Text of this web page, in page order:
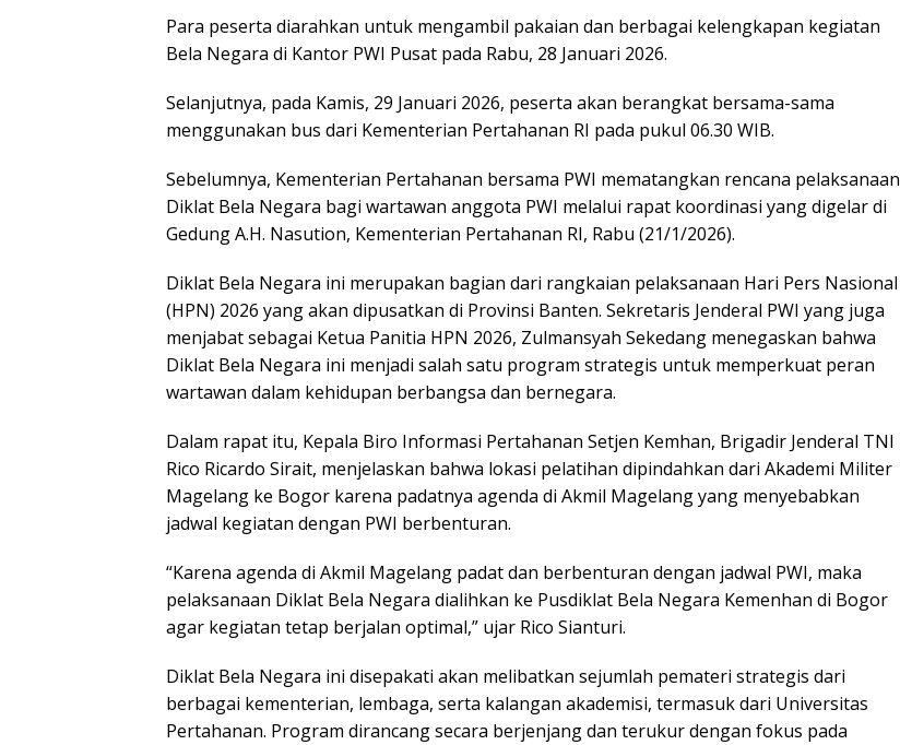
Para peserta diarahkan untuk mengambil pakaian dan berbagai kelengkapan kegiatan
Bela Negara di Kantor PWI Pusat pada Rabu, 28 Januari 2026.
Selanjutnya, pada Kamis, 29 Januari 2026, peserta akan berangkat bersama-sama
menggunakan bus dari Kementerian Pertahanan RI pada pukul 06.30 WIB.
Sebelumnya, Kementerian Pertahanan bersama PWI mematangkan rencana pelaksanaan
Diklat Bela Negara bagi wartawan anggota PWI melalui rapat koordinasi yang digelar di
Gedung A.H. Nasution, Kementerian Pertahanan RI, Rabu (21/1/2026).
Diklat Bela Negara ini merupakan bagian dari rangkaian pelaksanaan Hari Pers Nasional
(HPN) 2026 yang akan dipusatkan di Provinsi Banten. Sekretaris Jenderal PWI yang juga
menjabat sebagai Ketua Panitia HPN 2026, Zulmansyah Sekedang menegaskan bahwa
Diklat Bela Negara ini menjadi salah satu program strategis untuk memperkuat peran
wartawan dalam kehidupan berbangsa dan bernegara.
Dalam rapat itu, Kepala Biro Informasi Pertahanan Setjen Kemhan, Brigadir Jenderal TNI
Rico Ricardo Sirait, menjelaskan bahwa lokasi pelatihan dipindahkan dari Akademi Militer
Magelang ke Bogor karena padatnya agenda di Akmil Magelang yang menyebabkan
jadwal kegiatan dengan PWI berbenturan.
“Karena agenda di Akmil Magelang padat dan berbenturan dengan jadwal PWI, maka
pelaksanaan Diklat Bela Negara dialihkan ke Pusdiklat Bela Negara Kemenhan di Bogor
agar kegiatan tetap berjalan optimal,” ujar Rico Sianturi.
Diklat Bela Negara ini disepakati akan melibatkan sejumlah pemateri strategis dari
berbagai kementerian, lembaga, serta kalangan akademisi, termasuk dari Universitas
Pertahanan. Program dirancang secara berjenjang dan terukur dengan fokus pada